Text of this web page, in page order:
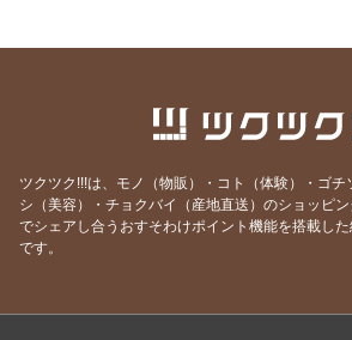
さかの展開に…」
ルー」の年
2025/06/21一流の人は人の心を一瞬で
2025/06/10 あなたが最高に輝く場所はど
2025/06/05「行き当たりばったり」は
ツクツク!!!は、モノ（物販）・コト（体験）・ゴチ
シ（美容）・チョクバイ（産地直送）のショッピン
でシェアし合うおすそわけポイント機能を搭載し
です。